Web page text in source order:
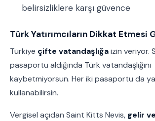
belirsizliklere karşı güvence
Türk Yatırımcıların Dikkat Etmesi
Türkiye çifte vatandaşlığaizin veriyor.
pasaportu aldığında Türk vatandaşlığını
kaybetmiyorsun. Her iki pasaportu da
kullanabilirsin.
Vergisel açıdan Saint Kitts Nevis, gelir